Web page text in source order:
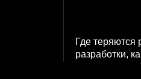
Где теряются
разработки,